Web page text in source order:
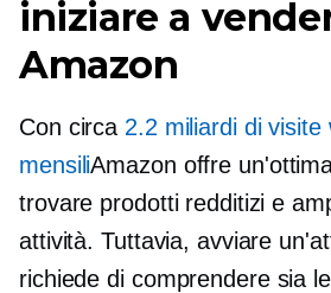
iniziare a
Amazon
Con circa 2.2 miliardi di visite
mensiliAmazon offre
trovare prodotti redditizi e
attività. Tuttavia, avviare
richiede di comprendere sia